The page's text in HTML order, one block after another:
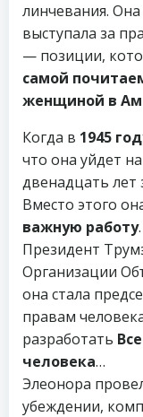
линчевания.
выступала за
— позиции,
самой
женщиной в
Когда в 1945
что она уйдет
двенадцать лет
Вместо этого
важную работу.
Президент
Организации
она стала
правам
разработать
человека…
Элеонора
убеждении,